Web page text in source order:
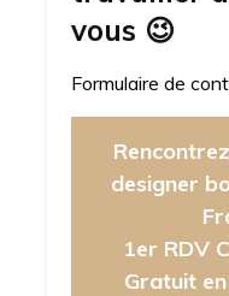
vous 😉
Formulaire de
designer
1er RDV
Gratuit